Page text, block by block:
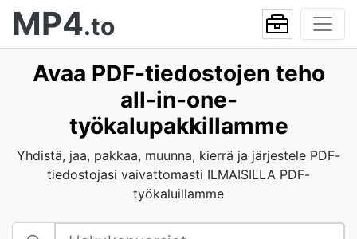
MP4.to
Avaa PDF-tiedostojen teho
all-in-one-
työkalupakkillamme
Yhdistä, jaa, pakkaa, muunna, kierrä ja järjestele PDF-
tiedostojasi vaivattomasti ILMAISILLA PDF-
työkaluillamme